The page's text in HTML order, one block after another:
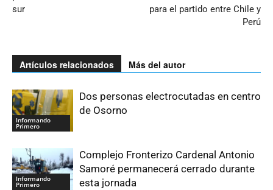
sur
para el partido entre Chile y
Perú
Artículos relacionados Más del autor
Informando
Primero
Dos personas electrocutadas en centro
de Osorno
Informando
Primero
Complejo Fronterizo Cardenal Antonio
Samoré permanecerá cerrado durante
esta jornada